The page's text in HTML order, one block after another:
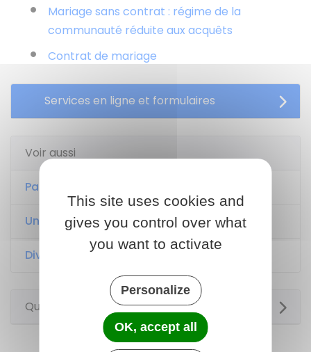
Mariage sans contrat : régime de la
communauté réduite aux acquêts
Contrat de mariage
Services en ligne et formulaires
Voir aussi
Pacte civil de solidarité (Pacs)
Union libre
Divorce, séparation de corps
Questions ? Réponses !
This site uses cookies and
gives you control over what
you want to activate
Personalize
OK, accept all